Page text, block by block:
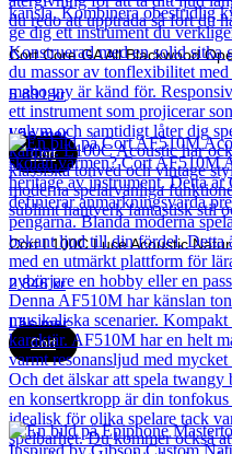
Cort Core GA All Blackwood
5 891kr
Läs mer
Cort
Cort L100C Luce Acoustic
2 846kr
Läs mer
Cort